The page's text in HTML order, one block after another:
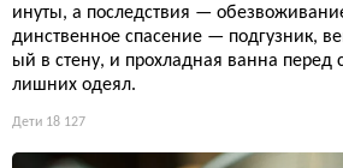
инуты, а последствия —
динственное спасение — подгузник,
ый в стену, и прохладная ванна перед
лишних одеял.
Дети 18 127